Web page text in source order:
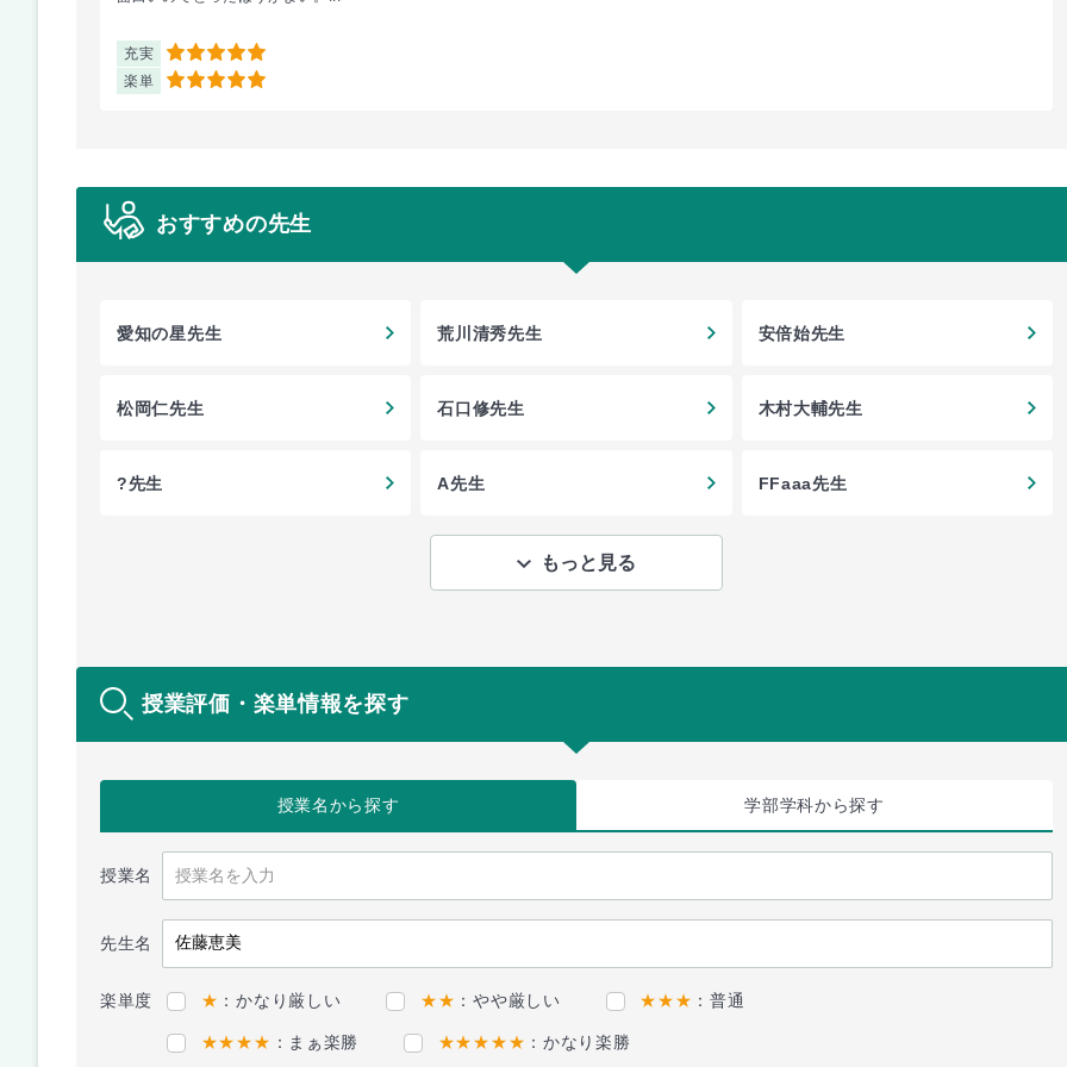
充実 5
楽単 5
おすすめの先生
愛知の星先生 荒川清秀先生 安倍始先生
松岡仁先生 石口修先生 木村大輔先生
?先生 A先生 FFaaa先生
もっと見る
授業評価・楽単情報を探す
授業名から探す 学部学科から探す
授業名
先生名
楽単度 ★ ：かなり厳しい ★★ ：やや厳しい ★★★ ：普通
★★★★ ：まぁ楽勝 ★★★★★ ：かなり楽勝